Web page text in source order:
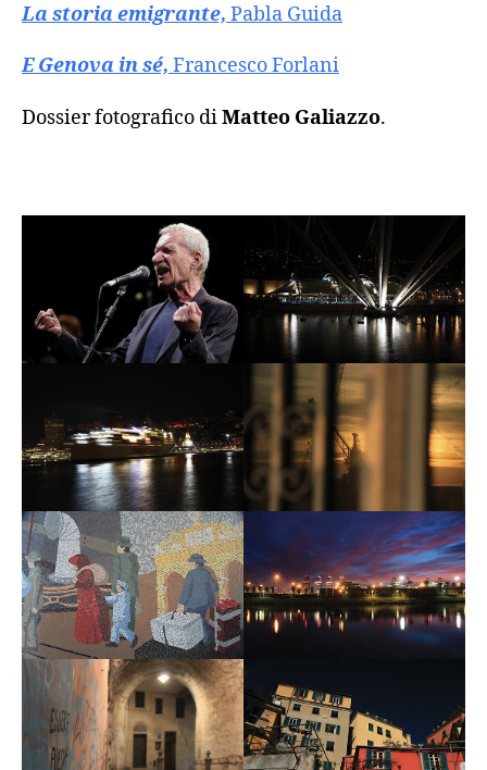
La storia emigrante, Pabla Guida
E Genova in sé, Francesco Forlani
Dossier fotografico diMatteo Galiazzo.